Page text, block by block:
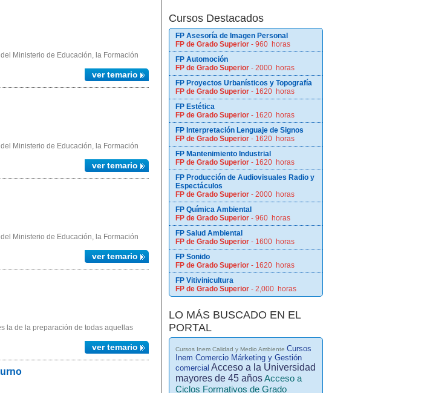
Ministerio de Educación, la Formación
ver temario
Ministerio de Educación, la Formación
ver temario
Ministerio de Educación, la Formación
ver temario
la de la preparación de todas aquellas
ver temario
Cursos Destacados
FP Asesoría de Imagen Personal
FP de Grado Superior - 960 horas
FP Automoción
FP de Grado Superior - 2000 horas
FP Proyectos Urbanísticos y Topografía
FP de Grado Superior - 1620 horas
FP Estética
FP de Grado Superior - 1620 horas
FP Interpretación Lenguaje de Signos
FP de Grado Superior - 1620 horas
FP Mantenimiento Industrial
FP de Grado Superior - 1620 horas
FP Producción de Audiovisuales Radio y
Espectáculos
FP de Grado Superior - 2000 horas
FP Química Ambiental
FP de Grado Superior - 960 horas
FP Salud Ambiental
FP de Grado Superior - 1600 horas
FP Sonido
FP de Grado Superior - 1620 horas
FP Vitivinicultura
FP de Grado Superior - 2,000 horas
LO MÁS BUSCADO EN EL
PORTAL
Cursos Inem Calidad y Medio Ambiente Cursos
Inem Comercio Márketing y Gestión
comercial Acceso a la Universidad
mayores de 45 añosAcceso a
Ciclos Formativos de Grado